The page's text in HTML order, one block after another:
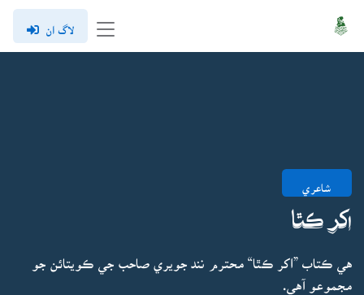
لاگ ان
شاعري
اکر ڪٿا
هي ڪتاب ”اکر ڪٿا“ محترم نند جويري صاحب جي ڪويتائن جو
مجموعو آهي.